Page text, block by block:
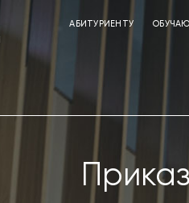
АБИТУРИЕНТУ